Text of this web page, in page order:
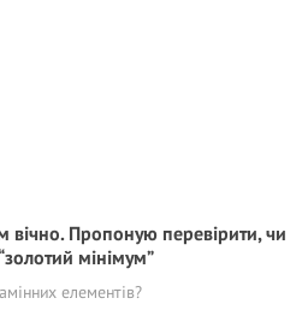
вічно. Пропоную перевірити, чи
мінімум”
елементів?